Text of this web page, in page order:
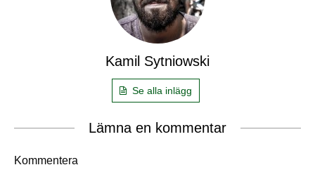
Kamil Sytniowski
Se alla inlägg
Lämna en kommentar
Kommentera